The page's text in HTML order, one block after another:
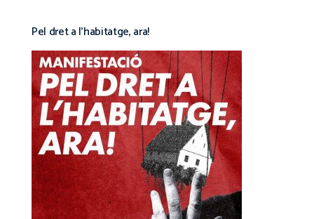
Pel dret a l’habitatge, ara!